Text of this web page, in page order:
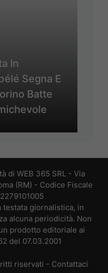
In
Segna E
Batte
di WEB 365 SRL - Via
(RM) - Codice Fiscale
testata giornalistica, in
alcuna periodicità. Non
prodotto editoriale ai
del 07.03.2001
riservati - Contattaci